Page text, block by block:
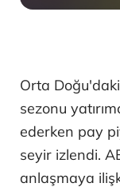
Orta Doğu'daki
sezonu
ederken pay
seyir izlendi.
anlaşmaya